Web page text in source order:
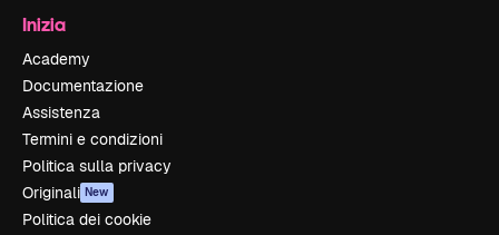
Inizia
Academy
Documentazione
Assistenza
Termini e condizioni
Politica sulla privacy
Originali New
Politica dei cookie